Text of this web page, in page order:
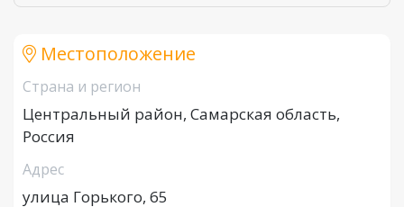
Местоположение
Страна и регион
Центральный район, Самарская область,
Россия
Адрес
улица Горького, 65